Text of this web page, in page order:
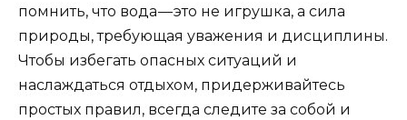
помнить, что вода — это не игрушка, а сила
природы, требующая уважения и дисциплины.
Чтобы избегать опасных ситуаций и
наслаждаться отдыхом, придерживайтесь
простых правил, всегда следите за собой и